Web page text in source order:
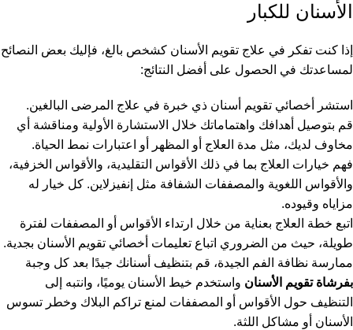
الأسنان للكبار
إذا كنت تفكر في علاج تقويم الأسنان كشخص بالغ، فإليك بعض النصائح
لمساعدتك في الحصول على أفضل النتائج:
استشر أخصائي تقويم أسنان ذي خبرة في علاج المرضى البالغين.
قم بتوصيل أهدافك واهتماماتك خلال الاستشارة الأولية ومناقشة أي
مخاوف لديك، مثل مدة العلاج أو المظهر أو اعتبارات نمط الحياة.
فهم خيارات العلاج بما في ذلك الأقواس التقليدية، والأقواس الخزفية،
والأقواس اللغوية والمصففات الشفافة مثل إنفيزلاين. كل خيار له
مزاياه وقيوده.
اتبع خطة العلاج بعناية من خلال ارتداء الأقواس أو المصففات لفترة
طويلة، حيث من الضروري اتباع تعليمات أخصائي تقويم الأسنان بجدية.
ممارسة نظافة الفم الجيدة، قم بتنظيف أسنانك جيدًا بعد كل وجبة
بفرشاة تقويم الأسنان واستخدم خيط الأسنان يوميًا، وانتبه إلى
التنظيف حول الأقواس أو المصففات لمنع تراكم البلاك وخطر تسوس
الأسنان أو مشاكل اللثة.